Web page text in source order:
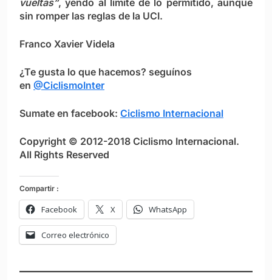
sin romper las reglas de la UCI.
Franco Xavier Videla
¿Te gusta lo que hacemos? seguínos
en @CiclismoInter
Sumate en facebook: Ciclismo Internacional
Copyright © 2012-2018 Ciclismo Internacional.
All Rights Reserved
Compartir :
Facebook X WhatsApp
Correo electrónico